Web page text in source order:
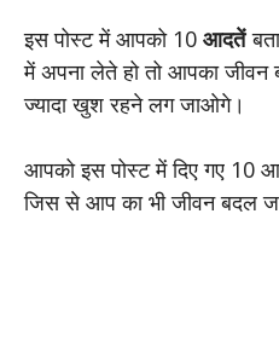
इस पोस्ट में आपको 10 आदतें
में अपना लेते हो तो आपका
ज्यादा खुश रहने लग जाओगे।
आपको इस पोस्ट में दिए गए 10
जिस से आप का भी जीवन बदल